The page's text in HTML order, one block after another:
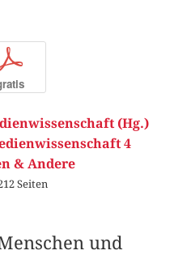
(Hg.)
4
& Andere
Seiten
und